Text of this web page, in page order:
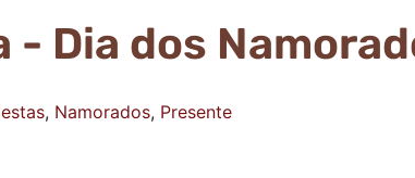
- Dia dos
, Namorados, Presente